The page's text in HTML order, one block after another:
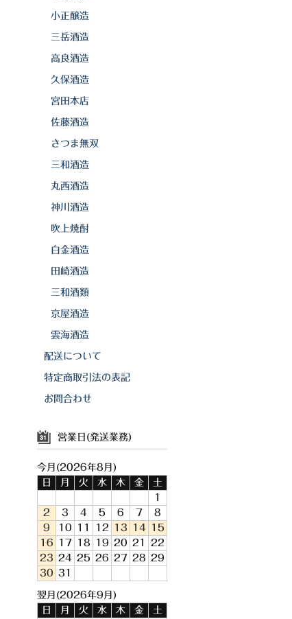
小正醸造
三岳酒造
高良酒造
久保酒造
宮田本店
佐藤酒造
さつま無双
三和酒造
丸西酒造
神川酒造
吹上焼酎
白金酒造
田崎酒造
三和酒類
京屋酒造
雲海酒造
配送について
特定商取引法の表記
お問合わせ
営業日(発送業務)
今月(2026年8月)
日
月 火 水 木 金
土
1
2
3 4 5 6 7
8
9
10 11 12 13 14
15
16
17 18 19 20 21
22
23 24 25 26 27 28 29
30 31
翌月(2026年9月)
日
月 火 水 木 金
土